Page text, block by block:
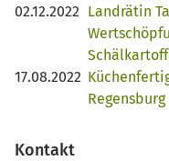
02.12.2022 Landrätin
17.08.2022
Regensburg
Kontakt